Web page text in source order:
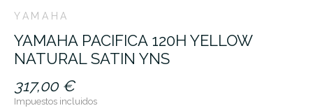
YAMAHA
YAMAHA PACIFICA 120H YELLOW
NATURAL SATIN YNS
317,00 €
Impuestos incluidos